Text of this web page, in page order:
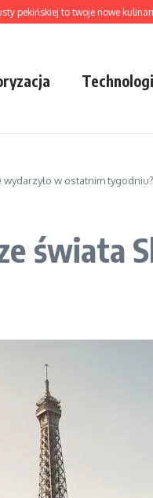
to twoje nowe kulinarne
w ostatnim tygodniu?
świata